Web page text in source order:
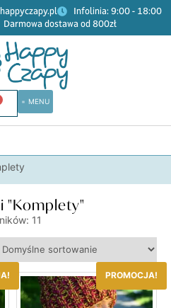
Infolinia: 9:00 - 18:00
Darmowa dostawa od 800zł
"Komplety"
11
PROMOCJA!